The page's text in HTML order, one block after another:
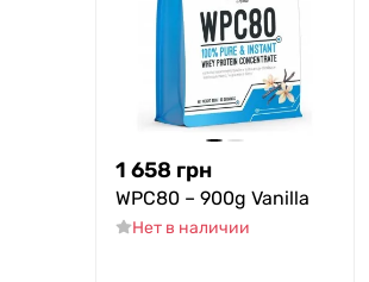
1 658 грн
WPC80 – 900g Vanilla
Нет в наличии